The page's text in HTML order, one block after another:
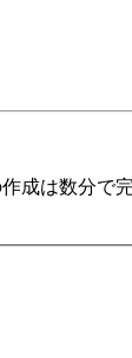
成は数分